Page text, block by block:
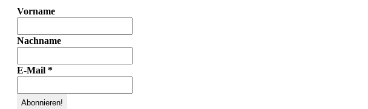
Vorname
Nachname
E-Mail *